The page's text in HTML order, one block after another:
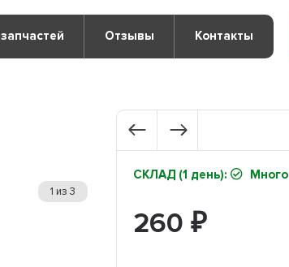
Отзывы Контакты
1 из3
СКЛАД (1 день): Много
260₽